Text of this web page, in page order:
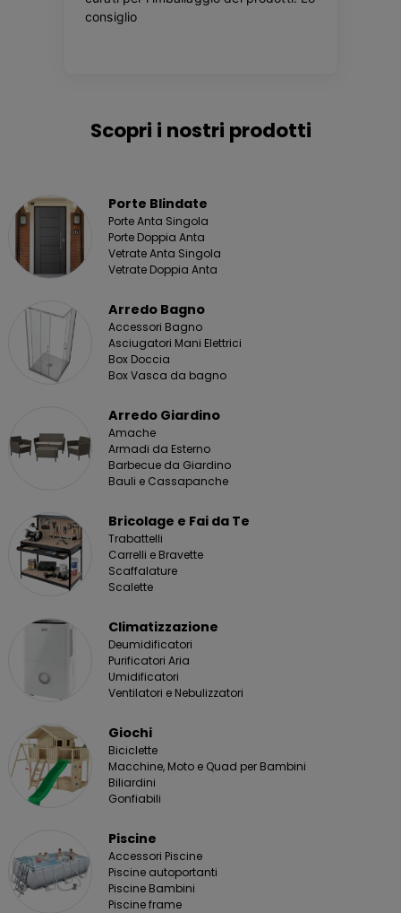
Scopri i nostri prodotti
Porte Blindate
Porte Anta Singola
Porte Doppia Anta
Vetrate Anta Singola
Vetrate Doppia Anta
Arredo Bagno
Accessori Bagno
Asciugatori Mani Elettrici
Box Doccia
Box Vasca da bagno
Arredo Giardino
Amache
Armadi da Esterno
Barbecue da Giardino
Bauli e Cassapanche
Bricolage e Fai da Te
Trabattelli
Carrelli e Bravette
Scaffalature
Scalette
Climatizzazione
Deumidificatori
Purificatori Aria
Umidificatori
Ventilatori e Nebulizzatori
Giochi
Biciclette
Macchine, Moto e Quad per Bambini
Biliardini
Gonfiabili
Piscine
Accessori Piscine
Piscine autoportanti
Piscine Bambini
Piscine frame